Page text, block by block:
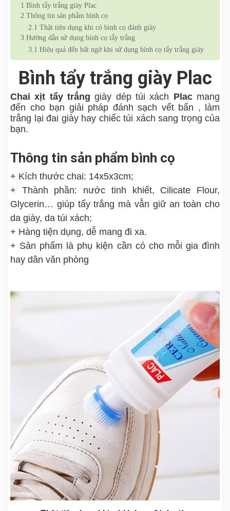
1 Bình tẩy trắng giày Plac
2 Thông tin sản phẩm bình cọ
2.1 Thật tiện dụng khi có bình cọ đánh giày
3 Hướng dẫn sử dụng bình cọ tẩy trắng
3.1 Hiệu quả đến bất ngờ khi sử dụng bình cọ tẩy trắng giày
Bình tẩy trắng giày Plac
Chai xịt tẩy trắng giày dép túi xách Placmang
đến cho bạn giải pháp đánh sạch vết bẩn , làm
trắng lại đai giày hay chiếc túi xách sang trọng của
bạn.
Thông tin sản phẩm bình cọ
+ Kích thước chai: 14x5x3cm;
+ Thành phần: nước tinh khiết, Cilicate Flour,
Glycerin… giúp tẩy trắng mà vẫn giữ an toàn cho
da giày, da túi xách;
+ Hàng tiện dụng, dễ mang đi xa.
+ Sản phẩm là phụ kiện cần có cho mỗi gia đình
hay dân văn phòng